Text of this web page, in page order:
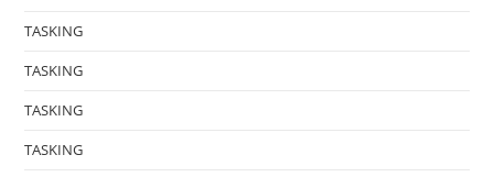
TASKING
TASKING
TASKING
TASKING